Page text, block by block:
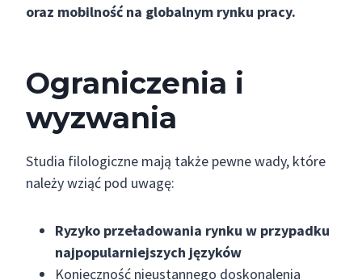
oraz mobilność na globalnym rynku pracy.
Ograniczenia i
wyzwania
Studia filologiczne mają także pewne wady, które
należy wziąć pod uwagę:
Ryzyko przeładowania rynku w przypadku
najpopularniejszych języków
Konieczność nieustannego doskonalenia